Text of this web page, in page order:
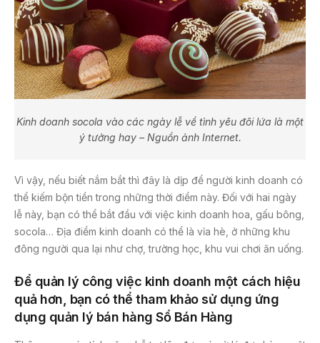
Kinh doanh socola vào các ngày lễ về tình yêu đôi lứa là một
ý tưởng hay – Nguồn ảnh Internet.
Vì vậy, nếu biết nắm bắt thì đây là dịp để người kinh doanh có
thể kiếm bộn tiền trong những thời điểm này. Đối với hai ngày
lễ này, bạn có thể bắt đầu với việc kinh doanh hoa, gấu bông,
socola… Địa điểm kinh doanh có thể là vỉa hè, ở những khu
đông người qua lại như chợ, trường học, khu vui chơi ăn uống.
Để quản lý công việc kinh doanh một cách hiệu
quả hơn, bạn có thể tham khảo sử dụng ứng
dụng quản lý bán hàng Sổ Bán Hàng